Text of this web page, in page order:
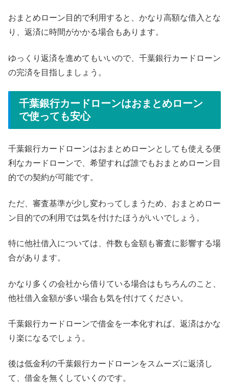
おまとめローン目的で利用すると、かなり高額な借入とな
り、返済に時間がかかる場合もあります。
ゆっくり返済を進めてもいいので、千葉銀行カードローン
の完済を目指しましょう。
千葉銀行カードローンはおまとめローン
で使っても安心
千葉銀行カードローンはおまとめローンとしても使える便
利なカードローンで、希望すれば誰でもおまとめローン目
的での契約が可能です。
ただ、審査基準が少し変わってしまうため、おまとめロー
ン目的での利用では気を付けたほうがいいでしょう。
特に他社借入については、件数も金額も審査に影響する場
合があります。
かなり多くの会社から借りている場合はもちろんのこと、
他社借入金額が多い場合も気を付けてください。
千葉銀行カードローンで借金を一本化すれば、返済はかな
り楽になるでしょう。
後は低金利の千葉銀行カードローンをスムーズに返済し
て、借金を無くしていくのです。